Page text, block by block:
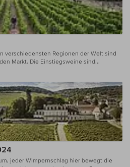
verschiedensten Regionen der Welt sind
Markt. Die Einstiegsweine sind...
jeder Wimpernschlag hier bewegt die